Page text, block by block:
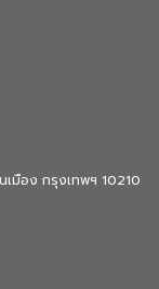
มือง กรุงเทพฯ 10210